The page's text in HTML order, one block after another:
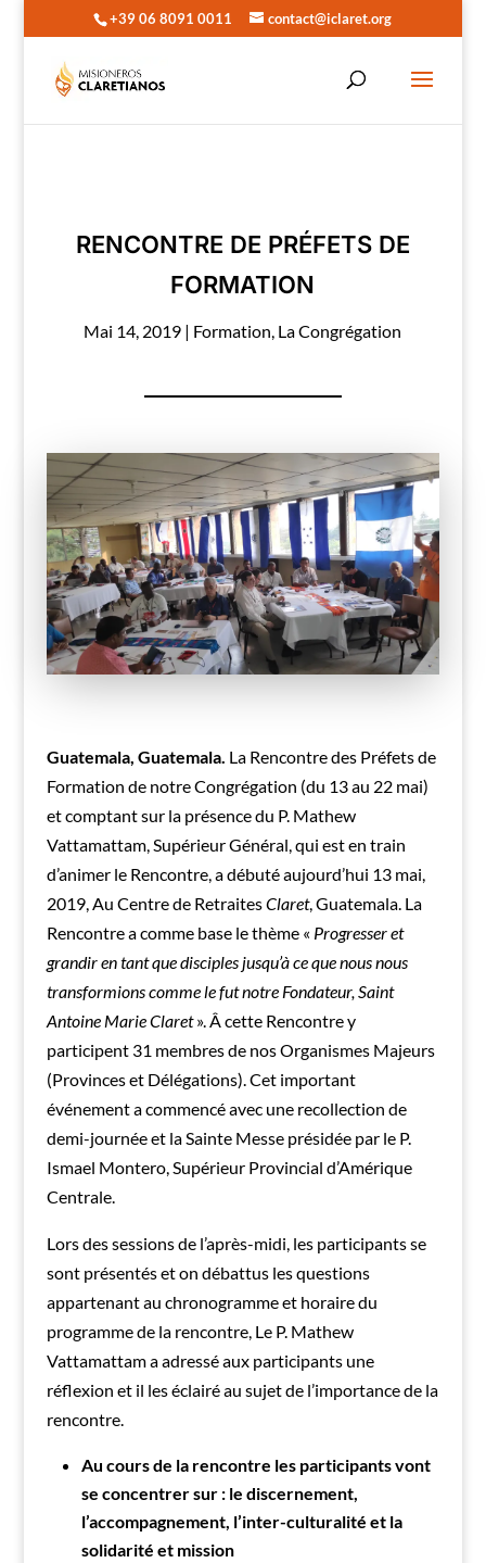
+39 06 8091 0011 contact@iclaret.org
RENCONTRE DE PRÉFETS DE
FORMATION
Mai 14, 2019 | Formation, La Congrégation
Guatemala, Guatemala. La Rencontre des Préfets de
Formation de notre Congrégation (du 13 au 22 mai)
et comptant sur la présence du P. Mathew
Vattamattam, Supérieur Général, qui est en train
d’animer le Rencontre, a débuté aujourd’hui 13 mai,
2019, Au Centre de RetraitesClaret, Guatemala. La
Rencontre a comme base le thème « Progresser et
grandir en tant que disciples jusqu’à ce que nous nous
transformions comme le fut notre Fondateur, Saint
Antoine Marie Claret». Â cette Rencontre y
participent 31 membres de nos Organismes Majeurs
(Provinces et Délégations). Cet important
événement a commencé avec une recollection de
demi-journée et la Sainte Messe présidée par le P.
Ismael Montero, Supérieur Provincial d’Amérique
Centrale.
Lors des sessions de l’après-midi, les participants se
sont présentés et on débattus les questions
appartenant au chronogramme et horaire du
programme de la rencontre, Le P. Mathew
Vattamattam a adressé aux participants une
réflexion et il les éclairé au sujet de l’importance de la
rencontre.
Au cours de la rencontre les participants vont
se concentrer sur : le discernement,
l’accompagnement, l’inter-culturalité et la
solidarité et mission